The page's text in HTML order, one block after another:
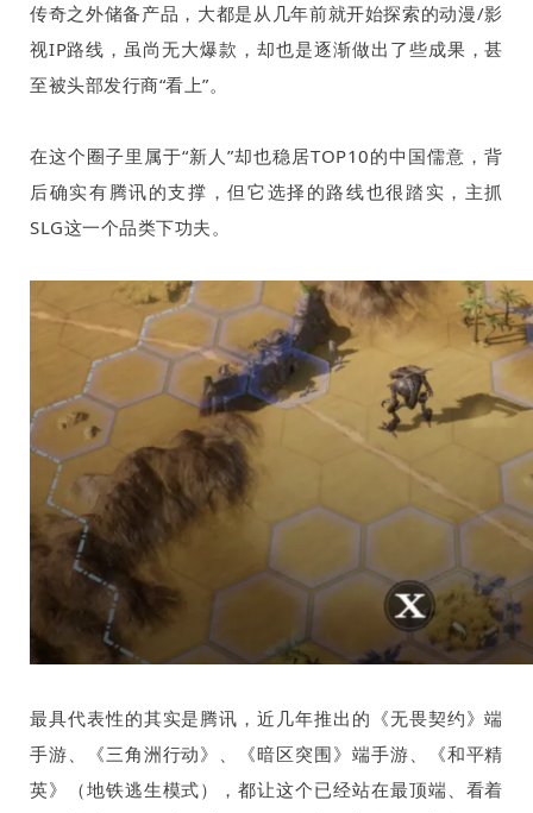
传奇之外储备产品，大都是从几年前就开始探索的动漫/影
视IP路线，虽尚无大爆款，却也是逐渐做出了些成果，甚
至被头部发行商“看上”。
在这个圈子里属于“新人”却也稳居TOP10的中国儒意，背
后确实有腾讯的支撑，但它选择的路线也很踏实，主抓
SLG这一个品类下功夫。
最具代表性的其实是腾讯，近几年推出的《无畏契约》端
手游、《三角洲行动》、《暗区突围》端手游、《和平精
英》（地铁逃生模式），都让这个已经站在最顶端、看着